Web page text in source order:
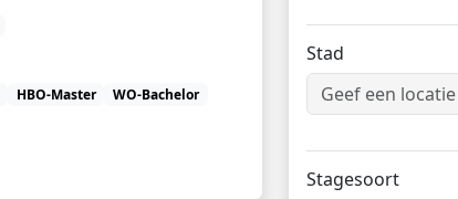
Stad
Stagesoort
HBO-Master
WO-Bachelor